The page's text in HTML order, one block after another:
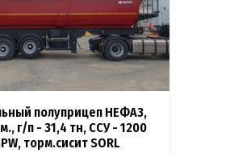
полуприцеп НЕФАЗ,
г/п - 31,4 тн, ССУ - 1200
торм.сисит SORL